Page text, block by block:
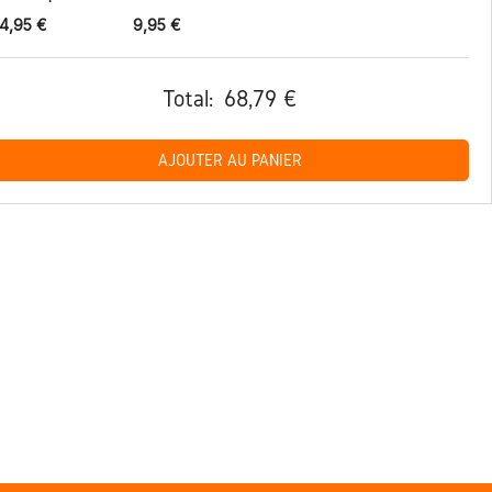
€ 9,95 €
Total: 68,79 €
AJOUTER AU PANIER